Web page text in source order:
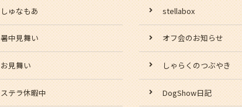
しゅなもあ
暑中見舞い
お見舞い
ステラ休暇中
stellabox
オフ会のお知らせ
しゃらくのつぶやき
DogShow日記